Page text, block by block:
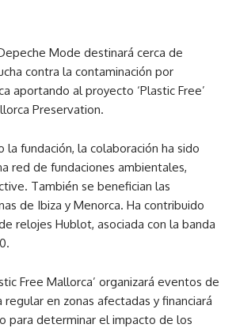
Mode destinará cerca de
contra la contaminación por
aportando al proyecto ‘Plastic Free’
Preservation.
la fundación, la colaboración ha sido
red de fundaciones ambientales,
También se benefician las
de Ibiza y Menorca. Ha contribuido
relojes Hublot, asociada con la banda
Free Mallorca’ organizará eventos de
en zonas afectadas y financiará
para determinar el impacto de los